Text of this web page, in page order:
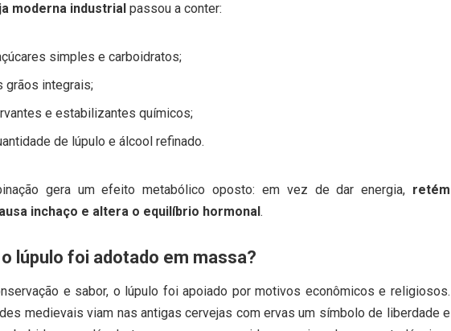
moderna industrial passou a conter:
simples e carboidratos;
grãos integrais;
e estabilizantes químicos;
de lúpulo e álcool refinado.
gera um efeito metabólico oposto: em vez de dar energia, retém
inchaço e altera o equilíbrio hormonal.
lúpulo foi adotado em massa?
e sabor, o lúpulo foi apoiado por motivos econômicos e religiosos.
medievais viam nas antigas cervejas com ervas um símbolo de liberdade e